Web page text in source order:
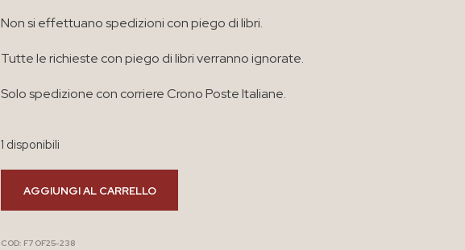
Non si effettuano spedizioni con piego di libri.
Tutte le richieste con piego di libri verranno ignorate.
Solo spedizione con corriere Crono Poste Italiane.
1 disponibili
AGGIUNGI AL CARRELLO
COD: F7 OF25-238